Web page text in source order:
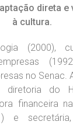
direta e
à cultura.
(2000),
no Senac.
do
financeira
e